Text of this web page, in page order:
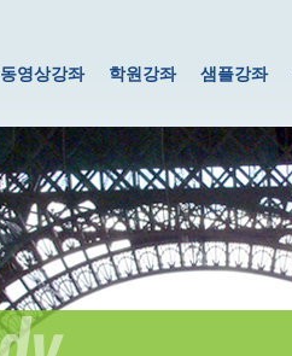
동영상강좌 학원강좌 샘플강좌